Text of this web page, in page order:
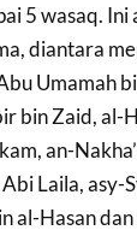
5 wasaq.
diantara
Umamah
bin Zaid, al-
an-
Abi Laila, asy-
al-Hasan